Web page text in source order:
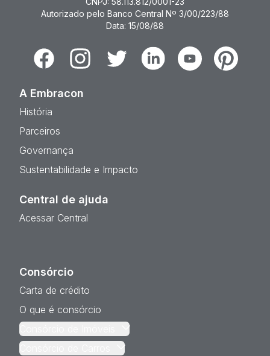
Autorizado pelo Banco Central Nº 3/00/223/88
Data: 15/08/88
FacebookInstagramTwitter LinkedinYoutubePinterest
A Embracon
História
Parceiros
Governança
Sustentabilidade e Impacto
Central de ajuda
Acessar Central
Consórcio
Carta de crédito
O que é consórcio